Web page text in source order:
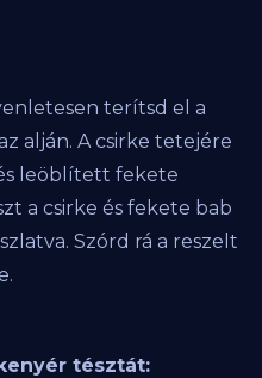
terítsd el a
alján. A csirke tetejére
leöblített fekete
a csirke és fekete bab
Szórd rá a reszelt
tésztát: